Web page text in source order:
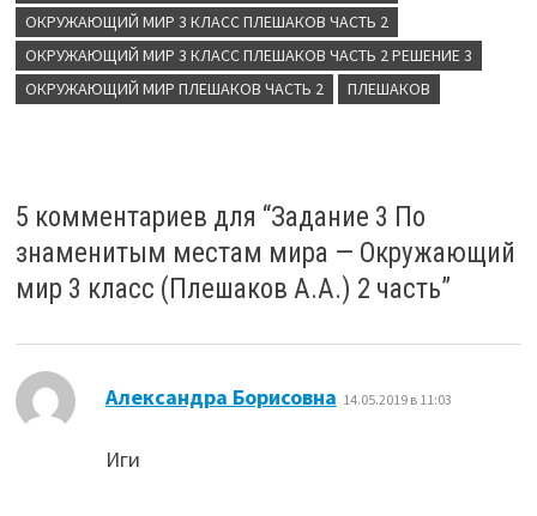
ОКРУЖАЮЩИЙ МИР 3 КЛАСС ПЛЕШАКОВ ЧАСТЬ 2
ОКРУЖАЮЩИЙ МИР 3 КЛАСС ПЛЕШАКОВ ЧАСТЬ 2 РЕШЕНИЕ 3
ОКРУЖАЮЩИЙ МИР ПЛЕШАКОВ ЧАСТЬ 2
ПЛЕШАКОВ
5 комментариев для “Задание 3 По
знаменитым местам мира — Окружающий
мир 3 класс (Плешаков А.А.) 2 часть”
Александра Борисовна 14.05.2019 в 11:03
Иги